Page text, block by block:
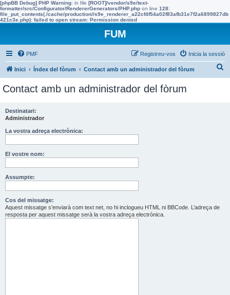
[phpBB Debug] PHP Warning: in file [ROOT]/vendor/s9e/text-
formatter/src/Configurator/RendererGenerators/PHP.php on line 128:
file_put_contents(./cache/production//s9e_renderer_a22cf4f54a02f83afb31e7f2a6899827db
421c3e.php): failed to open stream: Permission denied
FUM
PMF Inicia la sessió
Registreu-vos
Inici Índex del fòrum Contact amb un administrador del fòrum
Contact amb un administrador del fòrum
Destinatari:
Administrador
La vostra adreça electrònica:
El vostre nom:
Assumpte:
Cos del missatge:
Aquest missatge s’enviarà com text net, no hi inclogueu HTML ni BBCode. L’adreça de
resposta per aquest missatge serà la vostra adreça electrònica.